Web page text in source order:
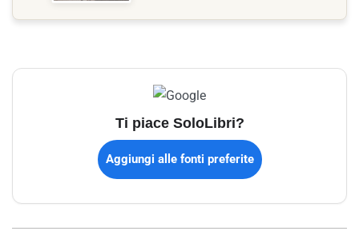
Ti piace SoloLibri?
Aggiungi alle fonti preferite